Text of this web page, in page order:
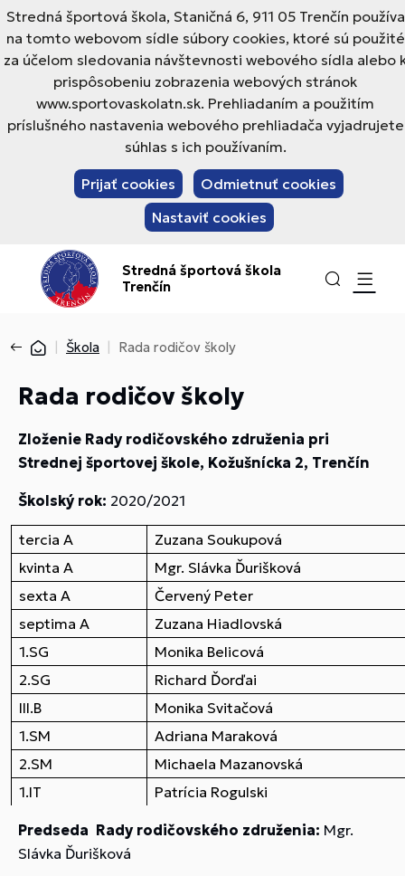
Stredná športová škola, Staničná 6, 911 05 Trenčín používa
na tomto webovom sídle súbory cookies, ktoré sú použité
za účelom sledovania návštevnosti webového sídla alebo
prispôsobeniu zobrazenia webových stránok
www.sportovaskolatn.sk. Prehliadaním a použitím
príslušného nastavenia webového prehliadača vyjadrujete
súhlas s ich používaním.
Prijať cookies
Odmietnuť cookies
Nastaviť cookies
Stredná športová škola
Trenčín
Škola Rada rodičov školy
Rada rodičov školy
Zloženie Rady rodičovského združenia pri
Strednej športovej škole, Kožušnícka 2, Trenčín
Školský rok: 2020/2021
tercia A
Zuzana Soukupová
kvinta A
Mgr. Slávka Ďurišková
sexta A
Červený Peter
septima A
Zuzana Hiadlovská
1.SG
Monika Belicová
2.SG
Richard Ďorďai
III.B
Monika Svitačová
1.SM
Adriana Maraková
2.SM
Michaela Mazanovská
1.IT
Patrícia Rogulski
Predseda Rady rodičovského združenia: Mgr.
Slávka Ďurišková